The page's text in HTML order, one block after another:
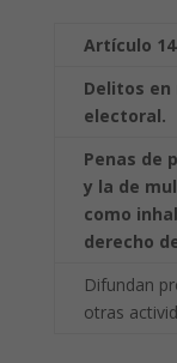
Artículo
Delitos
electoral.
Penas de
y la de
como
derecho
Difundan
otras